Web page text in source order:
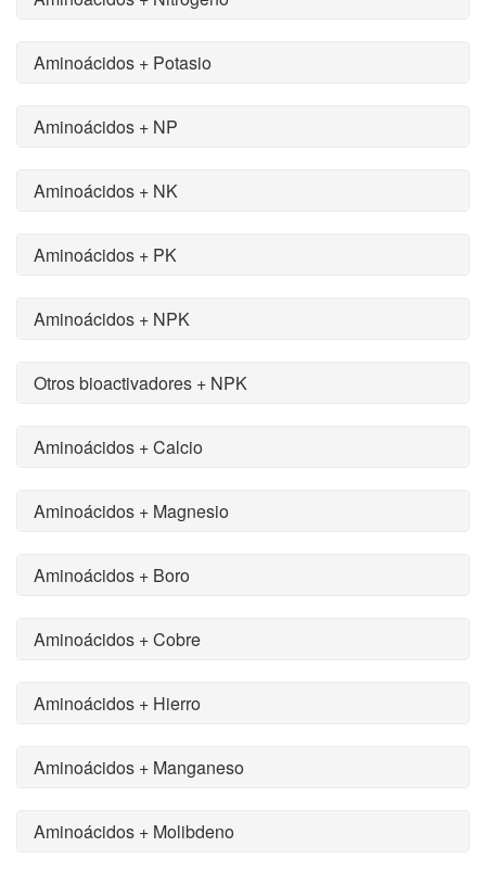
Aminoácidos + Potasio
Aminoácidos + NP
Aminoácidos + NK
Aminoácidos + PK
Aminoácidos + NPK
Otros bioactivadores + NPK
Aminoácidos + Calcio
Aminoácidos + Magnesio
Aminoácidos + Boro
Aminoácidos + Cobre
Aminoácidos + Hierro
Aminoácidos + Manganeso
Aminoácidos + Molibdeno